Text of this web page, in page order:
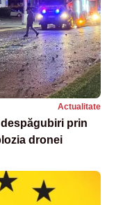
Actualitate
prin
dronei